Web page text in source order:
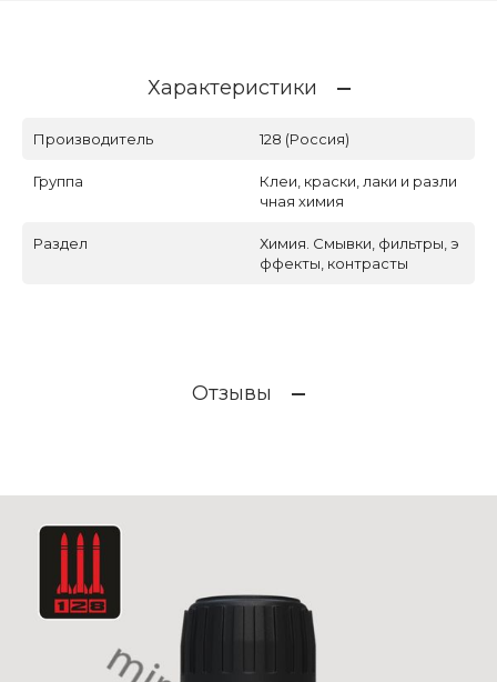
Характеристики
Производитель 128 (Россия)
Группа
Клеи, краски, лаки и разли
чная химия
Раздел
Химия. Смывки, фильтры, э
ффекты, контрасты
Отзывы